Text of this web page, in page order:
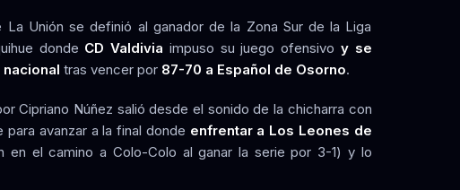
La Unión se definió al ganador de la Zona Sur de la Liga
donde CD Valdivia impuso su juego ofensivo y se
tras vencer por 87-70 a Español de Osorno.
Cipriano Núñez salió desde el sonido de la chicharra con
para avanzar a la final donde enfrentar a Los Leones de
en el camino a Colo-Colo al ganar la serie por 3-1) y lo